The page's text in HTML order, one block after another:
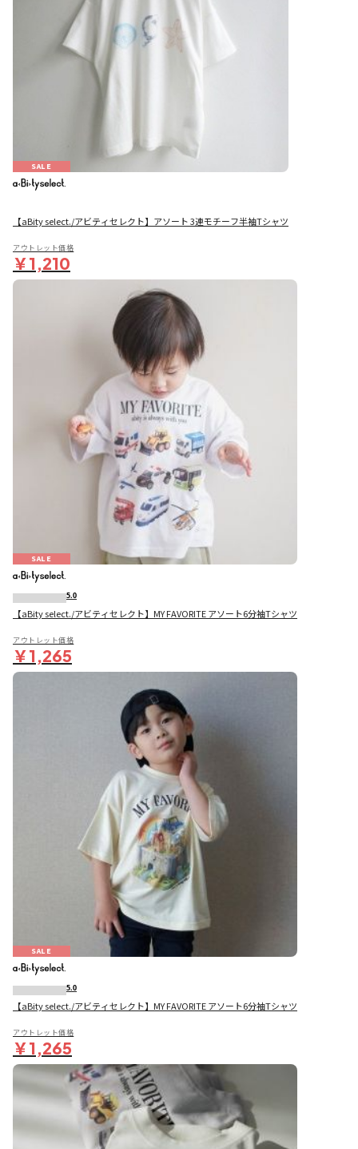
SALE
【aBity select./アビティセレクト】アソート 3連モチーフ半袖Tシャツ
アウトレット価格
￥1,210
SALE
5.0
【aBity select./アビティセレクト】MY FAVORITE アソート6分袖Tシャツ
アウトレット価格
￥1,265
SALE
5.0
【aBity select./アビティセレクト】MY FAVORITE アソート6分袖Tシャツ
アウトレット価格
￥1,265